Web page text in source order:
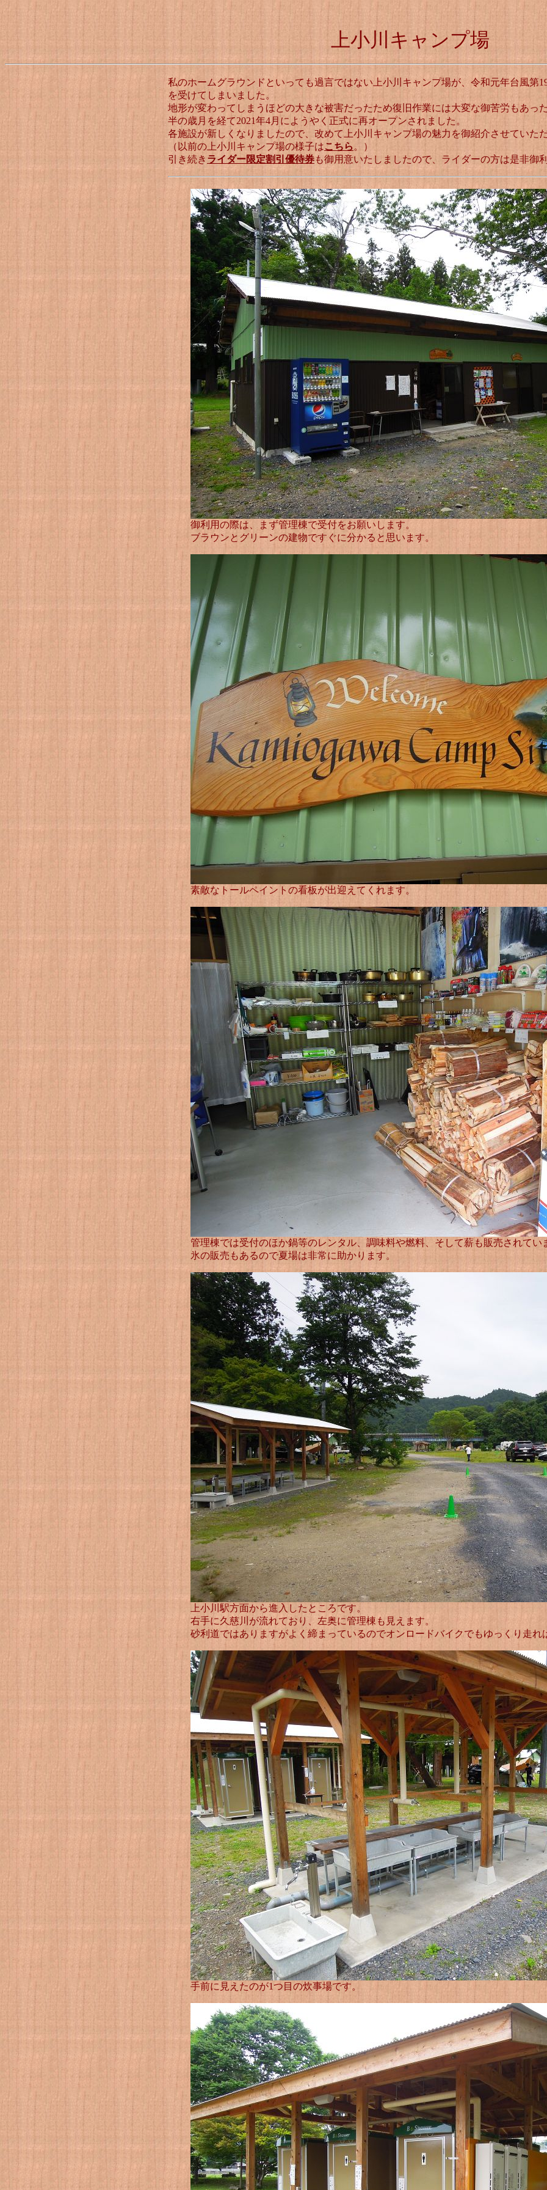
上小川キャンプ場
私のホームグラウンドといっても過言ではない上小川キャンプ場が、令和元年台風第
を受けてしまいました。
地形が変わってしまうほどの大きな被害だったため復旧作業には大変な御苦労もあっ
半の歳月を経て2021年4月にようやく正式に再オープンされました。
各施設が新しくなりましたので、改めて上小川キャンプ場の魅力を御紹介させていた
（以前の上小川キャンプ場の様子はこちら 。）
引き続き ライダー限定割引優待券も御用意いたしましたので、ライダーの方は是非御
御利用の際は、まず管理棟で受付をお願いします。
ブラウンとグリーンの建物ですぐに分かると思います。
素敵なトールペイントの看板が出迎えてくれます。
管理棟では受付のほか鍋等のレンタル、調味料や燃料、そして薪も販売されてい
氷の販売もあるので夏場は非常に助かります。
上小川駅方面から進入したところです。
右手に久慈川が流れており、左奥に管理棟も見えます。
砂利道ではありますがよく締まっているのでオンロードバイクでもゆっくり走れ
手前に見えたのが1つ目の炊事場です。